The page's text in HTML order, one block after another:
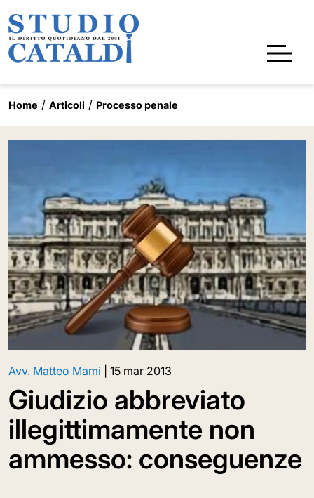
Home Articoli Processo penale
Avv. Matteo Mami 15 mar 2013
Giudizio abbreviato
illegittimamente non
ammesso: conseguenze